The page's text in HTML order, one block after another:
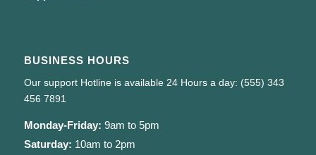
BUSINESS HOURS
Our support Hotline is available 24 Hours a day: (555) 343
456 7891
Monday-Friday: 9am to 5pm
Saturday: 10am to 2pm